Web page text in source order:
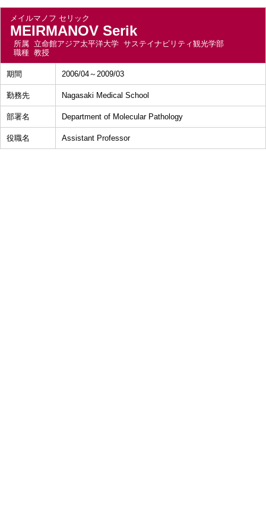
メイルマノフ セリック
MEIRMANOV Serik
所属 立命館アジア太平洋大学 サステイナビリティ観光学部
職種 教授
期間 2006/04～2009/03
勤務先 Nagasaki Medical School
部署名 Department of Molecular Pathology
役職名 Assistant Professor